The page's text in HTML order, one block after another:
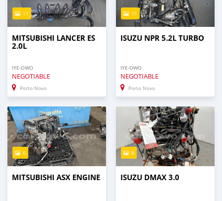
11
MITSUBISHI LANCER ES
2.0L
IYE-OWO
NEGOTIABLE
Porto Novo
11
ISUZU NPR 5.2L TURBO
IYE-OWO
NEGOTIABLE
Porto Novo
6
MITSUBISHI ASX ENGINE
8
ISUZU DMAX 3.0